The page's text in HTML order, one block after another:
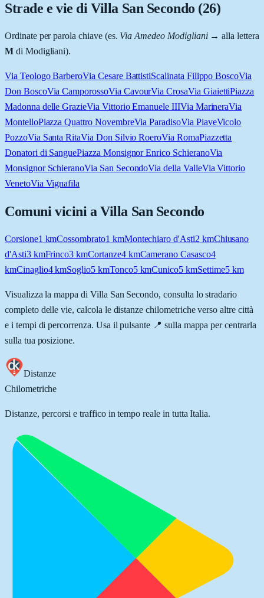
Strade e vie diVilla San Secondo (26)
Ordinate per parola chiave (es. Via Amedeo Modigliani→ alla lettera
Mdi Modigliani).
Via Teologo BarberoVia Cesare BattistiScalinata Filippo BoscoVia
Don BoscoVia CamporossoVia CavourVia CrosaVia GiaiettiPiazza
Madonna delle GrazieVia Vittorio Emanuele IIIVia MarineraVia
MontelloPiazza Quattro NovembreVia ParadisoVia PiaveVicolo
PozzoVia Santa RitaVia Don Silvio RoeroVia RomaPiazzetta
Donatori di SanguePiazza Monsignor Enrico SchieranoVia
Monsignor SchieranoVia San SecondoVia della ValleVia Vittorio
VenetoVia Vignafila
Comuni vicini aVilla San Secondo
Corsione1 kmCossombrato1 kmMontechiaro d'Asti2 kmChiusano
d'Asti3kmFrinco3 kmCortanze4kmCamerano Casasco4
kmCinaglio4kmSoglio5 kmTonco5kmCunico5 kmSettime5km
Visualizza la mappa di Villa San Secondo, consulta lo stradario
completo delle vie, calcola le distanze chilometriche verso altre città
e i tempi di percorrenza. Usa il pulsante 📍 sulla mappa per centrarla
sulla tua posizione.
Distanze
Chilometriche
Distanze, percorsi e traffico in tempo reale in tutta Italia.